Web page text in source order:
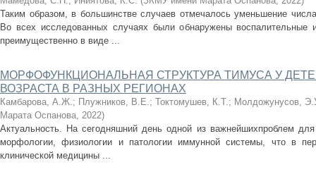
Таким образом, в большинстве случаев отмечалось уменьшение
Во всех исследованных случаях были обнаружены воспалительные
преимущественно в виде ...
МОРФОФУНКЦИОНАЛЬНАЯ СТРУКТУРА ТИМУСА У
ВОЗРАСТА В РАЗНЫХ РЕГИОНАХ
Камбарова, А.Ж.; Плужников, В.Е.; Токтомушев, К.Т.; Молдожунусов,
Марата Оспанова, 2022)
Актуальность. На сегодняшний день одной из важнейшихпроблем для
морфологии, физиологии и патологии иммунной системы, что в
клинической медицины ...